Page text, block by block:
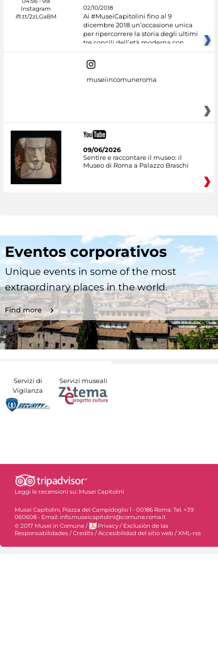
02/10/2018
Ai #MuseiCapitolini fino al 9
dicembre 2018 un’occasione unica
per ripercorrere la storia degli ultimi
tre concili dell’età moderna con
museiincomuneroma
09/06/2026
Sentire e raccontare il museo: il
Museo di Roma a Palazzo Braschi
Eventos corporativos
Unique events in some of the most
extraordinary places in the world.
Find more
Servizi di
Vigilanza
Servizi museali
Leggi le recensioni su: Musei Capitolini
Musei Capitolini, Piazza del Campidoglio 1 - 00186 Roma. Tel. +39
060608 - Email: info.museicapitolini@comune.roma.it
© 2017 Musei in Comune / Privacy / Exclusiòn de las
Responsabilidades / Credits / Accesibilidad del sitio web / XML-rss